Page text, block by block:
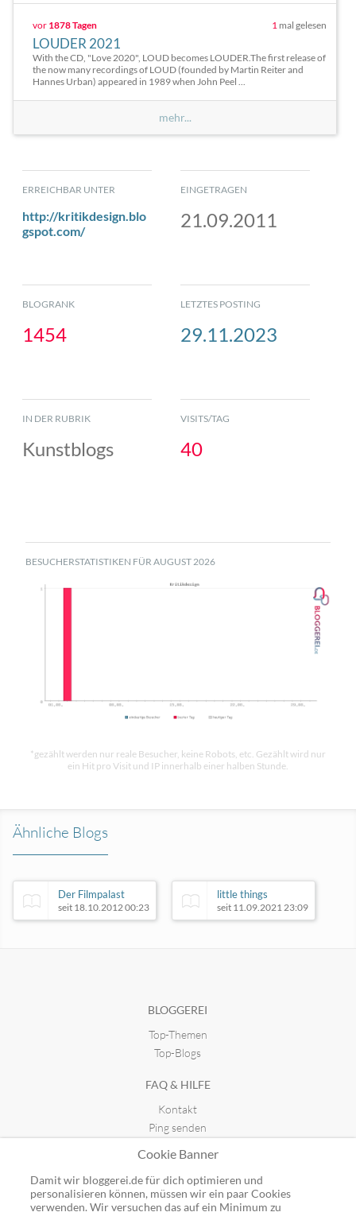
vor 1878 Tagen 1 mal gelesen
LOUDER 2021
With the CD, "Love 2020", LOUD becomes LOUDER.The first release of
the now many recordings of LOUD (founded by Martin Reiter and
Hannes Urban) appeared in 1989 when John Peel ...
mehr...
ERREICHBAR UNTER
http://kritikdesign.blo
gspot.com/
EINGETRAGEN
21.09.2011
BLOGRANK
1454
LETZTES POSTING
29.11.2023
IN DER RUBRIK
Kunstblogs
VISITS/TAG
40
BESUCHERSTATISTIKEN FÜR AUGUST 2026
*gezählt werden nur reale Besucher, keine Robots, etc. Gezählt wird nur
ein Hit pro Visit und IP innerhalb einer halben Stunde.
Ähnliche Blogs
Der Filmpalast
seit 18.10.2012 00:23
little things
seit 11.09.2021 23:09
BLOGGEREI
Top-Themen
Top-Blogs
FAQ & HILFE
Kontakt
Ping senden
GUTSCHEINE
Top-Gutscheine
Cookie Banner
Damit wir bloggerei.de für dich optimieren und
personalisieren können, müssen wir ein paar Cookies
verwenden. Wir versuchen das auf ein Minimum zu